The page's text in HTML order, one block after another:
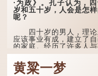
而出。
因此...
·为政》。孔子认为，
岁和五十岁，人会是怎
呢？
四十岁的男人，理论
应该事业有成，建立了自
的家庭。经历了许多人
之后，对事物有了自己的
断能力，不会轻易为表象
迷惑。
黄粱一梦